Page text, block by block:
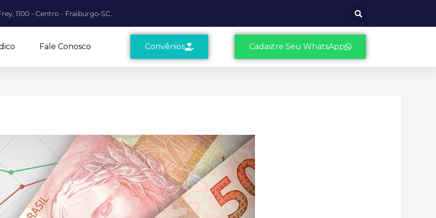
1100 - Centro - Fraiburgo-SC.
Fale Conosco Convênios Cadastre Seu WhatsApp